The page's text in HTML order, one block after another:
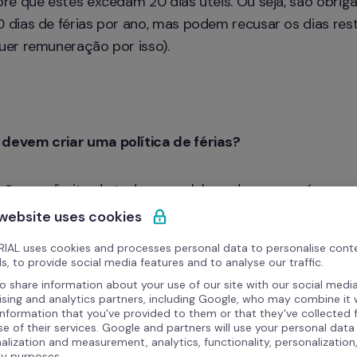
dias de férias por ano, mas podem recusar os dias
remuneração por isso).
criar uma política de férias?
um direito de todos os colaboradores, mas é
os colegas não ficam sobrecarregados com tarefas.
e regras para a seguir.
num documento explicativo que possa dar
devem solicitar ausências; qual é o período de aviso;
os pedidos não serão concedidos (períodos de
uses cookies
uses cookies and processes personal data to personalise
to provide social media features and to analyse our traffic.
share information about your use of our site with our social
and analytics partners, including Google, who may combine it
that you've provided to them or that they've collected
of their services. Google and partners will use your personal
and measurement, analytics, functionality,